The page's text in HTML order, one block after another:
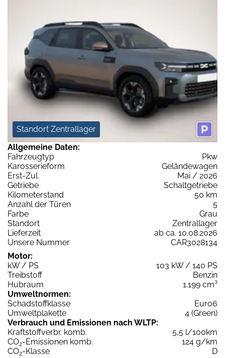
Standort Zentrallager
Allgemeine Daten:
Fahrzeugtyp
Pkw
Karosserieform
Geländewagen
Erst-Zul.
Mai / 2026
Getriebe
Schaltgetriebe
Kilometerstand
50 km
Anzahl der Türen
5
Farbe
Grau
Standort
Zentrallager
Lieferzeit
ab ca. 10.08.2026
Unsere Nummer
CAR3028134
Motor:
kW / PS
103 kW / 140 PS
Treibstoff
Benzin
Hubraum
1.199 cm³
Umweltnormen:
Schadstoffklasse
Euro6
Umweltplakette
4 (Green)
Verbrauch und Emissionen nach WLTP:
Kraftstoffverbr. komb.
5,5 l/100km
CO2-Emissionen komb.
124 g/km
CO2-Klasse
D